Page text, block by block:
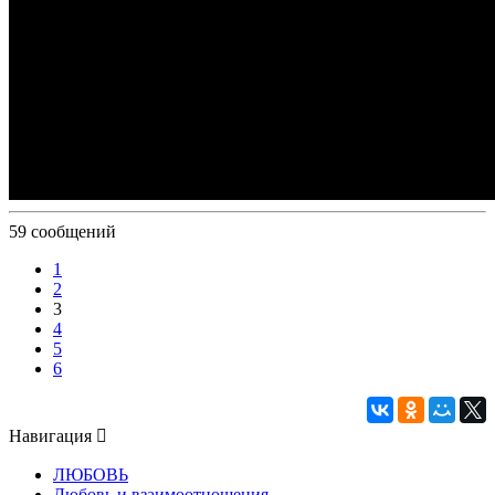
59 сообщений
1
2
3
4
5
6
Навигация
ЛЮБОВЬ